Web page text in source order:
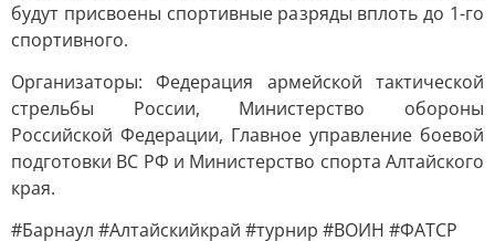
будут присвоены спортивные разряды вплоть до 1-го
спортивного.
Организаторы: Федерация армейской тактической
стрельбы России, Министерство обороны
Российской Федерации, Главное управление боевой
подготовки ВС РФ и Министерство спорта Алтайского
края.
#Барнаул #Алтайскийкрай #турнир #ВОИН #ФАТСР